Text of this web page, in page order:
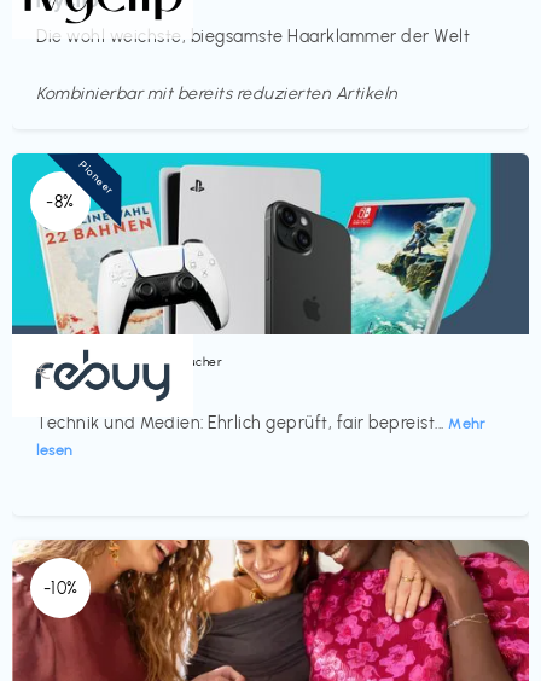
Die wohl weichste, biegsamste Haarklammer der Welt
Kombinierbar mit bereits reduzierten Artikeln
-8%
Bücher, Magazine & Hörbücher
rebuy
Technik und Medien: Ehrlich geprüft, fair bepreist... Mehr
lesen
€‎
Pioneer
-10%